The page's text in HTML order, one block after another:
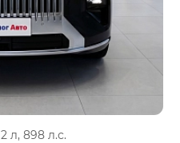
2 л, 898 л.с.